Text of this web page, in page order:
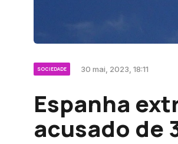
SOCIEDADE 30 mai, 2023, 18:11
Espanha
acusado de